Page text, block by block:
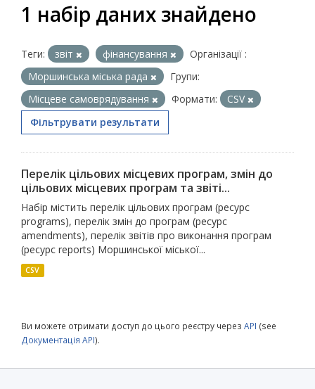
1 набір даних знайдено
Теги: звіт фінансування
Організації :
Моршинська міська рада
Групи:
Місцеве самоврядування
Формати:
CSV
Фільтрувати результати
Перелік цільових місцевих програм, змін до
цільових місцевих програм та звіті...
Набір містить перелік цільових програм (ресурс
programs), перелік змін до програм (ресурс
amendments), перелік звітів про виконання програм
(ресурс reports) Моршинської міської...
CSV
Ви можете отримати доступ до цього реєстру через API (see
Документація API).